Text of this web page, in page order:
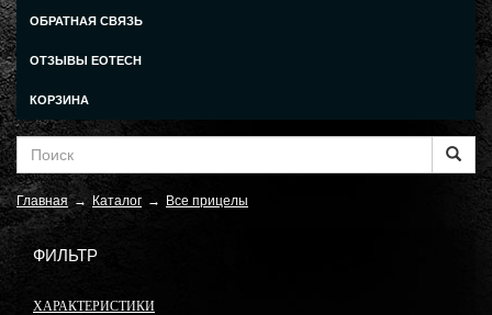
ОБРАТНАЯ СВЯЗЬ
ОТЗЫВЫ EOTECH
КОРЗИНА
Главная → Каталог → Все прицелы
ФИЛЬТР
ХАРАКТЕРИСТИКИ